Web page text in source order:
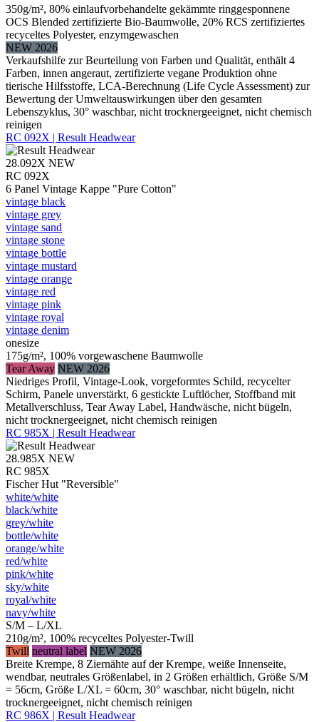
350g/m², 80% einlaufvorbehandelte gekämmte ringgesponnene
OCS Blended zertifizierte Bio-Baumwolle, 20% RCS zertifiziertes
recyceltes Polyester, enzymgewaschen
NEW 2026
Verkaufshilfe zur Beurteilung von Farben und Qualität, enthält 4
Farben, innen angeraut, zertifizierte vegane Produktion ohne
tierische Hilfsstoffe, LCA-Berechnung (Life Cycle Assessment) zur
Bewertung der Umweltauswirkungen über den gesamten
Lebenszyklus, 30° waschbar, nicht trocknergeeignet, nicht chemisch
reinigen
RC 092X | Result Headwear
28.092X NEW
RC 092X
6 Panel Vintage Kappe "Pure Cotton"
vintage black
vintage grey
vintage sand
vintage stone
vintage bottle
vintage mustard
vintage orange
vintage red
vintage pink
vintage royal
vintage denim
onesize
175g/m², 100% vorgewaschene Baumwolle
Tear Away NEW 2026
Niedriges Profil, Vintage-Look, vorgeformtes Schild, recycelter
Schirm, Panele unverstärkt, 6 gestickte Luftlöcher, Stoffband mit
Metallverschluss, Tear Away Label, Handwäsche, nicht bügeln,
nicht trocknergeeignet, nicht chemisch reinigen
RC 985X | Result Headwear
28.985X NEW
RC 985X
Fischer Hut "Reversible"
white/​white
black/​white
grey/​white
bottle/​white
orange/​white
red/​white
pink/​white
sky/​white
royal/​white
navy/​white
S/M – L/XL
210g/m², 100% recyceltes Polyester-Twill
Twill neutral label NEW 2026
Breite Krempe, 8 Ziernähte auf der Krempe, weiße Innenseite,
wendbar, neutrales Größenlabel, in 2 Größen erhältlich, Größe S/M
= 56cm, Größe L/XL = 60cm, 30° waschbar, nicht bügeln, nicht
trocknergeeignet, nicht chemisch reinigen
RC 986X | Result Headwear